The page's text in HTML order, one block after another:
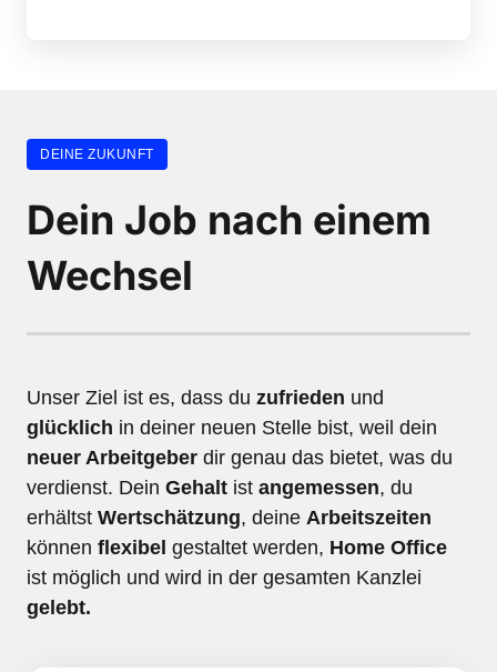
DEINE ZUKUNFT
Dein Job nach einem
Wechsel
Unser Ziel ist es, dass du zufrieden
glücklich
neuer Arbeitgeber dir genau das bietet, was du
verdienst. Dein Gehalt ist angemessen, du
erhältst Wertschätzung, deine Arbeitszeiten
können flexibel gestaltet werden, Home Office
gelebt.